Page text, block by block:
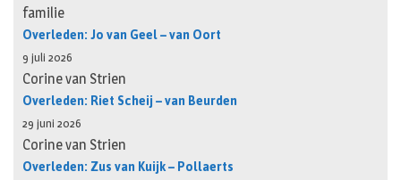
familie
Overleden: Jo van Geel – van Oort
9 juli 2026
Corine van Strien
Overleden: Riet Scheij – van Beurden
29 juni 2026
Corine van Strien
Overleden: Zus van Kuijk – Pollaerts